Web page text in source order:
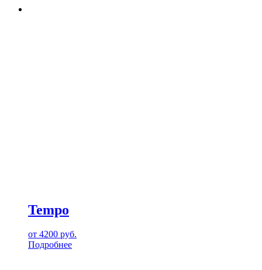
Tempo
от 4200 руб.
Подробнее